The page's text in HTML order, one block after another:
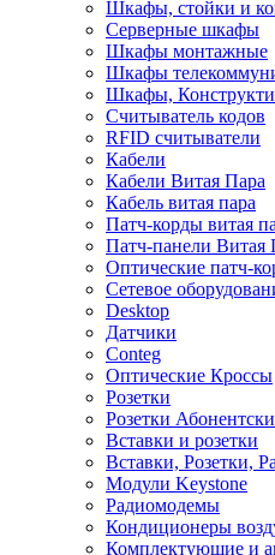
Шкафы, стойки и
Серверные шкафы
Шкафы монтажные
Шкафы
Шкафы,
Считыватель кодов
RFID считыватели
Кабели
Кабели Витая Пара
Кабель витая пара
Патч-корды витая
Патч-панели Витая
Оптические патч-
Сетевое
Desktop
Датчики
Conteg
Оптические Кроссы
Розетки
Розетки
Вставки и розетки
Вставки, Розетки,
Модули Keystone
Радиомодемы
Кондиционеры
Комплектующие и